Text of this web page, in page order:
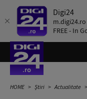
Digi24
m.digi24.ro
FREE - In
HOME Știri Actualitate